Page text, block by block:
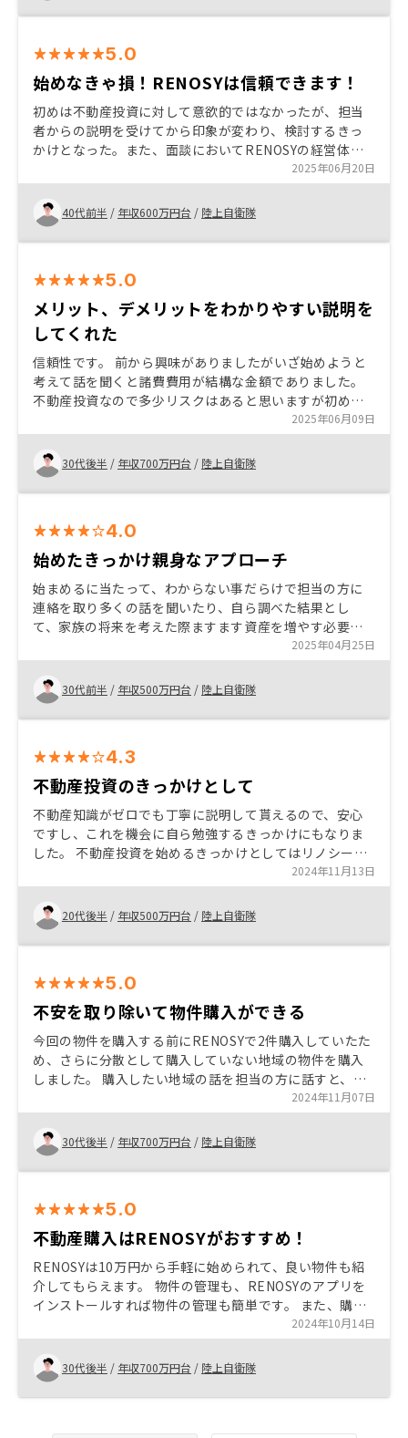
ました。購入を検討している方には、まずは無料相談や
点も一つずつクリアにでき、長期的な資産形成の第一歩
を踏み出せます。 自分でサイトを見ながら、物件を選び
たかった
5.0
始めなきゃ損！RENOSYは信頼できます！
初めは不動産投資に対して意欲的ではなかったが、担当
者からの説明を受けてから印象が変わり、検討するきっ
かけとなった。また、面談においてRENOSYの経営体制
がとても信頼できるものと感じ購入する決意に至った。
2025年06月20日
40代前半 / 年収600万円台 / 陸上自衛隊
5.0
メリット、デメリットをわかりやすい説明を
してくれた
信頼性です。 前から興味がありましたがいざ始めようと
考えて話を聞くと諸費費用が結構な金額でありました。
不動産投資なので多少リスクはあると思いますが初めか
ら多額のリスクごあるのはと思ってたら知り合いから少
額から始められアフターサポートもしっかりとしてい
て、確定申告のやり方も説明（フォロー）して頂いて良
かったです。
2025年06月09日
30代後半 / 年収700万円台 / 陸上自衛隊
4.0
始めたきっかけ親身なアプローチ
始まめるに当たって、わからない事だらけで担当の方に
連絡を取り多くの話を聞いたり、自ら調べた結果とし
て、家族の将来を考えた際ますます資産を増やす必要が
あると考えて購入に至りました。初めてまだ間もない期
間ではありますが、将来に対する漠然とした不安は見通
して、対策出来る不安要素の一つと変化した事で、今後
の将来に役立つと思います。
2025年04月25日
30代前半 / 年収500万円台 / 陸上自衛隊
4.3
不動産投資のきっかけとして
不動産知識がゼロでも丁寧に説明して貰えるので、安心
ですし、これを機会に自ら勉強するきっかけにもなりま
した。 不動産投資を始めるきっかけとしてはリノシーの
で、丁寧な説明が長く感じはした。
2024年11月13日
20代後半 / 年収500万円台 / 陸上自衛隊
5.0
不安を取り除いて物件購入ができる
今回の物件を購入する前にRENOSYで2件購入していたた
め、さらに分散として購入していない地域の物件を購入
しました。 購入したい地域の話を担当の方に話すと、そ
の地域のおすすめの物件を紹介してくれました。 また、
不動産投資に関する疑問にもわかりやすく説明していた
だき、不安を取り除いて物件を購入することができまし
た。
2024年11月07日
30代後半 / 年収700万円台 / 陸上自衛隊
5.0
不動産購入はRENOSYがおすすめ！
RENOSYは10万円から手軽に始められて、良い物件も紹
介してもらえます。 物件の管理も、RENOSYのアプリを
インストールすれば物件の管理も簡単です。 また、購入
者限定でRENOSYナイトというサッカー観戦とパーティ
ーに招待してもらえたりもします。 他の不動産会社で購
入を考えているのであれば、RENOSYで購入することを
おすすめします。
2024年10月14日
30代後半 / 年収700万円台 / 陸上自衛隊